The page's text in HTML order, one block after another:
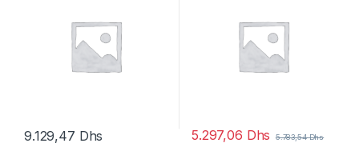
9.129,47 Dhs 5.297,06 Dhs 5.783,54Dhs